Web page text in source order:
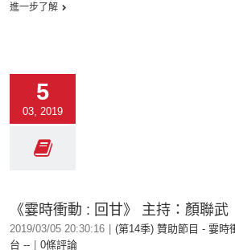
進一步了解
5
03, 2019
《霎時衝動 : 回甘》 主持：顏聯武
2019/03/05 20:30:16 (第14季) 贊助節目 - 霎時
台 --
0條評論